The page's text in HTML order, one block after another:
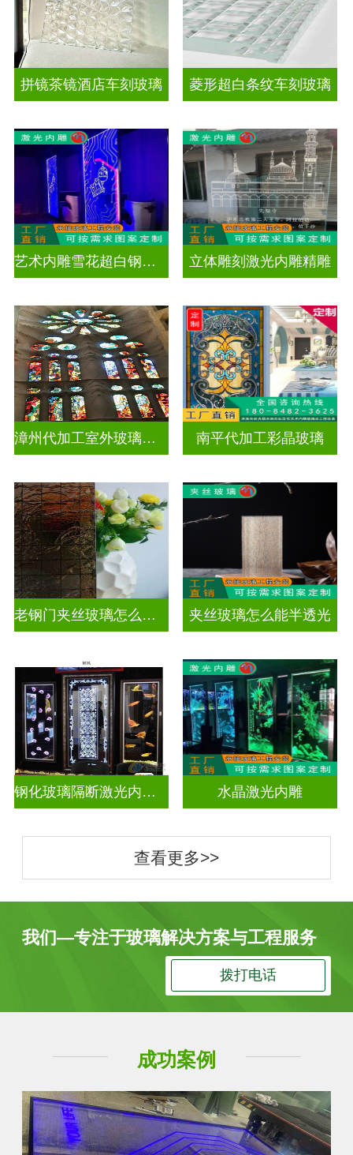
拼镜茶镜酒店车刻玻璃 菱形超白条纹车刻玻璃
艺术内雕雪花超白钢化激光内雕发光玻璃背景墙 立体雕刻激光内雕精雕
漳州代加工室外玻璃穹顶 南平代加工彩晶玻璃
老钢门夹丝玻璃怎么修复 夹丝玻璃怎么能半透光
钢化玻璃隔断激光内雕护栏玻璃 水晶激光内雕
查看更多>>
我们—专注于玻璃解决方案与工程服务
拨打电话
成功案例